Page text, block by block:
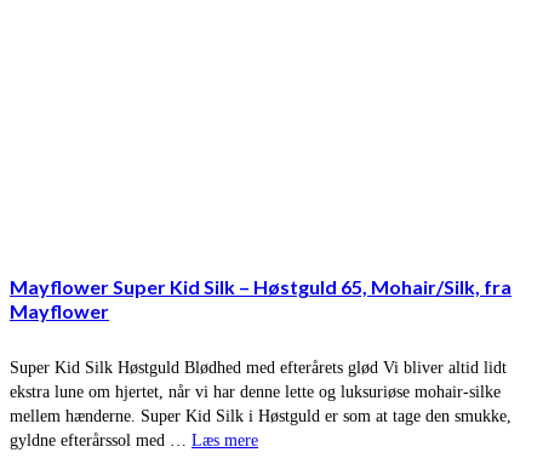
Mayflower Super Kid Silk – Høstguld 65, Mohair/Silk, fra
Mayflower
Super Kid Silk Høstguld Blødhed med efterårets glød Vi bliver altid lidt
ekstra lune om hjertet, når vi har denne lette og luksuriøse mohair-silke
mellem hænderne. Super Kid Silk i Høstguld er som at tage den smukke,
gyldne efterårssol med … Læs mere